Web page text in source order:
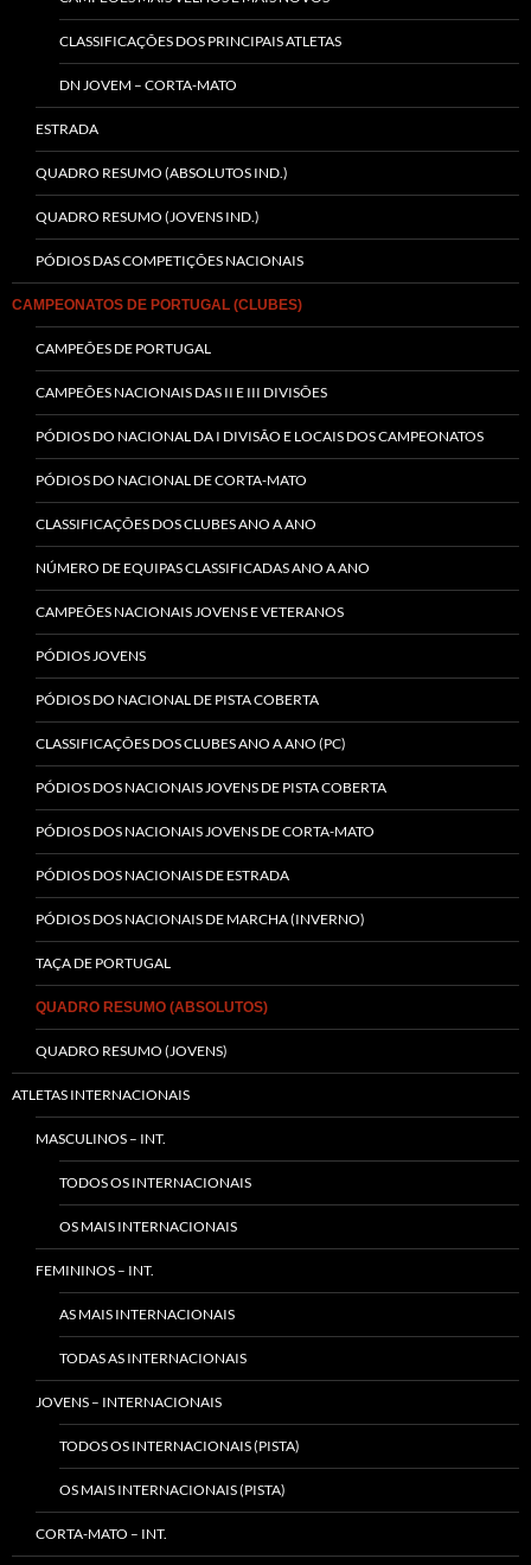
CLASSIFICAÇÕES DOS PRINCIPAIS ATLETAS
DN JOVEM – CORTA-MATO
ESTRADA
QUADRO RESUMO (ABSOLUTOS IND.)
QUADRO RESUMO (JOVENS IND.)
PÓDIOS DAS COMPETIÇÕES NACIONAIS
CAMPEONATOS DE PORTUGAL (CLUBES)
CAMPEÕES DE PORTUGAL
CAMPEÕES NACIONAIS DAS II E III DIVISÕES
PÓDIOS DO NACIONAL DA I DIVISÃO E LOCAIS DOS CAMPEONATOS
PÓDIOS DO NACIONAL DE CORTA-MATO
CLASSIFICAÇÕES DOS CLUBES ANO A ANO
NÚMERO DE EQUIPAS CLASSIFICADAS ANO A ANO
CAMPEÕES NACIONAIS JOVENS E VETERANOS
PÓDIOS JOVENS
PÓDIOS DO NACIONAL DE PISTA COBERTA
CLASSIFICAÇÕES DOS CLUBES ANO A ANO (PC)
PÓDIOS DOS NACIONAIS JOVENS DE PISTA COBERTA
PÓDIOS DOS NACIONAIS JOVENS DE CORTA-MATO
PÓDIOS DOS NACIONAIS DE ESTRADA
PÓDIOS DOS NACIONAIS DE MARCHA (INVERNO)
TAÇA DE PORTUGAL
QUADRO RESUMO (ABSOLUTOS)
QUADRO RESUMO (JOVENS)
ATLETAS INTERNACIONAIS
MASCULINOS – INT.
TODOS OS INTERNACIONAIS
OS MAIS INTERNACIONAIS
FEMININOS – INT.
AS MAIS INTERNACIONAIS
TODAS AS INTERNACIONAIS
JOVENS – INTERNACIONAIS
TODOS OS INTERNACIONAIS (PISTA)
OS MAIS INTERNACIONAIS (PISTA)
CORTA-MATO – INT.